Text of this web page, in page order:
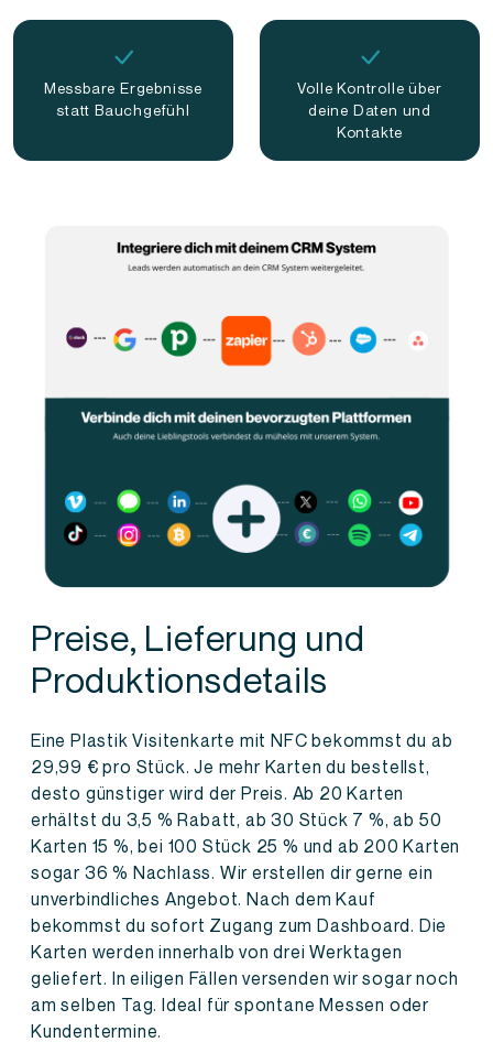
Messbare Ergebnisse
statt Bauchgefühl
Volle Kontrolle über
deine Daten und
Kontakte
Preise, Lieferung und
Produktionsdetails
Eine Plastik Visitenkarte mit NFC bekommst du ab
29,99 € pro Stück. Je mehr Karten du bestellst,
desto günstiger wird der Preis. Ab 20 Karten
erhältst du 3,5 % Rabatt, ab 30 Stück 7 %, ab 50
Karten 15 %, bei 100 Stück 25 % und ab 200 Karten
sogar 36 % Nachlass. Wir erstellen dir gerne ein
unverbindliches Angebot. Nach dem Kauf
bekommst du sofort Zugang zum Dashboard. Die
Karten werden innerhalb von drei Werktagen
geliefert. In eiligen Fällen versenden wir sogar noch
am selben Tag. Ideal für spontane Messen oder
Kundentermine.